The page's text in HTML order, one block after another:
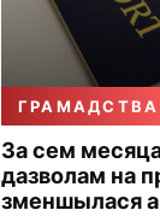
ГРАМАДСТВА
За сем
дазволам на
зменшылася